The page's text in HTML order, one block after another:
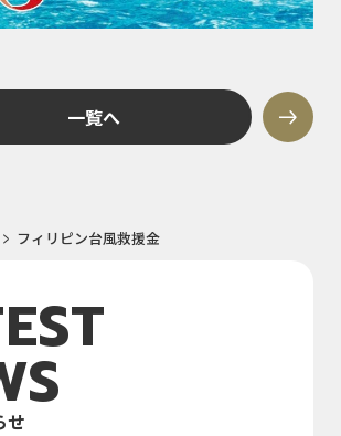
一覧へ
フィリピン台風救援金
せ